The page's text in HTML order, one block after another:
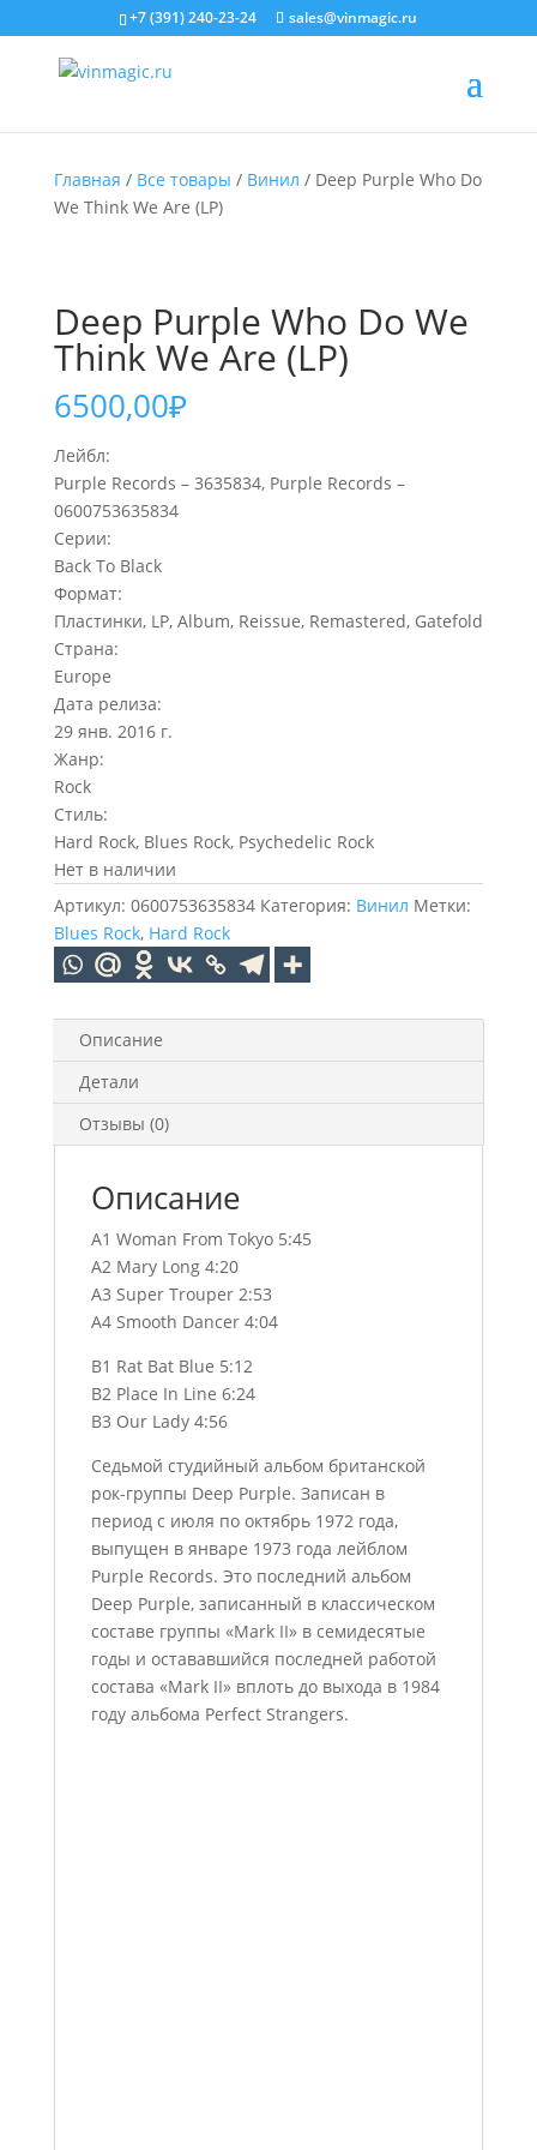
+7 (391) 240-23-24 sales@vinmagic.ru
Главная / Все товары / Винил / Deep Purple Who Do
We Think We Are (LP)
Deep Purple Who Do We
Think We Are (LP)
6500,00₽
Лейбл:
Purple Records – 3635834, Purple Records –
0600753635834
Серии:
Back To Black
Формат:
Пластинки, LP, Album, Reissue, Remastered, Gatefold
Страна:
Europe
Дата релиза:
29 янв. 2016 г.
Жанр:
Rock
Стиль:
Hard Rock, Blues Rock, Psychedelic Rock
Нет в наличии
Артикул: 0600753635834 Категория: Винил Метки:
Blues Rock, Hard Rock
Описание
Детали
Отзывы (0)
Описание
A1 Woman From Tokyo 5:45
A2 Mary Long 4:20
A3 Super Trouper 2:53
A4 Smooth Dancer 4:04
B1 Rat Bat Blue 5:12
B2 Place In Line 6:24
B3 Our Lady 4:56
Седьмой студийный альбом британской
рок-группы Deep Purple. Записан в
период с июля по октябрь 1972 года,
выпущен в январе 1973 года лейблом
Purple Records. Это последний альбом
Deep Purple, записанный в классическом
составе группы «Mark II» в семидесятые
годы и остававшийся последней работой
состава «Mark II» вплоть до выхода в 1984
году альбома Perfect Strangers.